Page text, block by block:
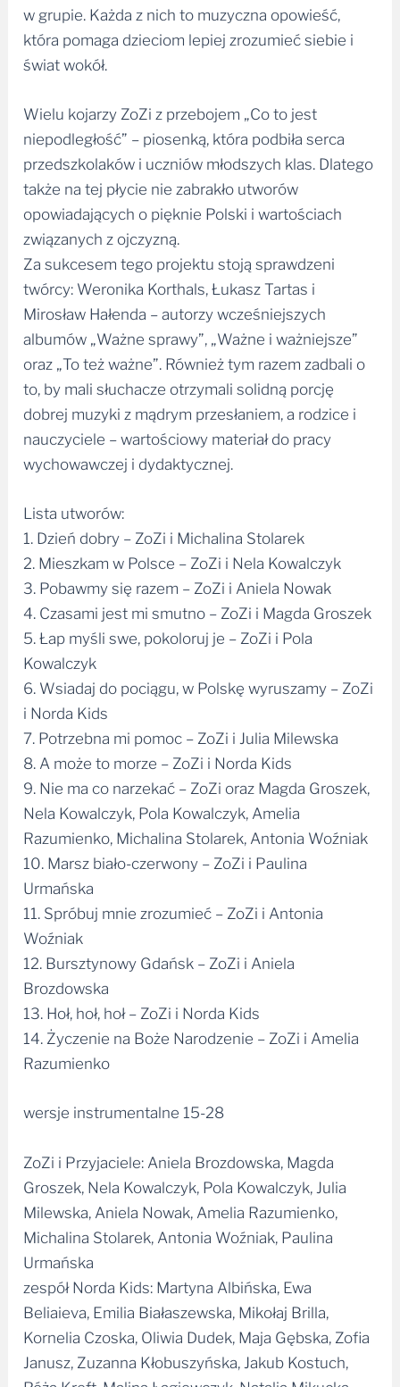
w grupie. Każda z nich to muzyczna opowieść,
która pomaga dzieciom lepiej zrozumieć siebie i
świat wokół.
Wielu kojarzy ZoZi z przebojem „Co to jest
niepodległość” – piosenką, która podbiła serca
przedszkolaków i uczniów młodszych klas. Dlatego
także na tej płycie nie zabrakło utworów
opowiadających o pięknie Polski i wartościach
związanych z ojczyzną.
Za sukcesem tego projektu stoją sprawdzeni
twórcy: Weronika Korthals, Łukasz Tartas i
Mirosław Hałenda – autorzy wcześniejszych
albumów „Ważne sprawy”, „Ważne i ważniejsze”
oraz „To też ważne”. Również tym razem zadbali o
to, by mali słuchacze otrzymali solidną porcję
dobrej muzyki z mądrym przesłaniem, a rodzice i
nauczyciele – wartościowy materiał do pracy
wychowawczej i dydaktycznej.
Lista utworów:
1. Dzień dobry – ZoZi i Michalina Stolarek
2. Mieszkam w Polsce – ZoZi i Nela Kowalczyk
3. Pobawmy się razem – ZoZi i Aniela Nowak
4. Czasami jest mi smutno – ZoZi i Magda Groszek
5. Łap myśli swe, pokoloruj je – ZoZi i Pola
Kowalczyk
6. Wsiadaj do pociągu, w Polskę wyruszamy – ZoZi
i Norda Kids
7. Potrzebna mi pomoc – ZoZi i Julia Milewska
8. A może to morze – ZoZi i Norda Kids
9. Nie ma co narzekać – ZoZi oraz Magda Groszek,
Nela Kowalczyk, Pola Kowalczyk, Amelia
Razumienko, Michalina Stolarek, Antonia Woźniak
10. Marsz biało-czerwony – ZoZi i Paulina
Urmańska
11. Spróbuj mnie zrozumieć – ZoZi i Antonia
Woźniak
12. Bursztynowy Gdańsk – ZoZi i Aniela
Brozdowska
13. Hoł, hoł, hoł – ZoZi i Norda Kids
14. Życzenie na Boże Narodzenie – ZoZi i Amelia
Razumienko
wersje instrumentalne 15-28
ZoZi i Przyjaciele: Aniela Brozdowska, Magda
Groszek, Nela Kowalczyk, Pola Kowalczyk, Julia
Milewska, Aniela Nowak, Amelia Razumienko,
Michalina Stolarek, Antonia Woźniak, Paulina
Urmańska
zespół Norda Kids: Martyna Albińska, Ewa
Beliaieva, Emilia Białaszewska, Mikołaj Brilla,
Kornelia Czoska, Oliwia Dudek, Maja Gębska, Zofia
Janusz, Zuzanna Kłobuszyńska, Jakub Kostuch,